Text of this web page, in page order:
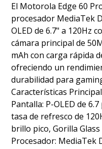
El Motorola Edge 60
procesador MediaTek
OLED de 6.7" a 120Hz
cámara principal de
mAh con carga rápida
ofreciendo un
durabilidad para
Características
Pantalla: P-OLED de
tasa de refresco de
brillo pico, Gorilla Glass
Procesador: MediaTek